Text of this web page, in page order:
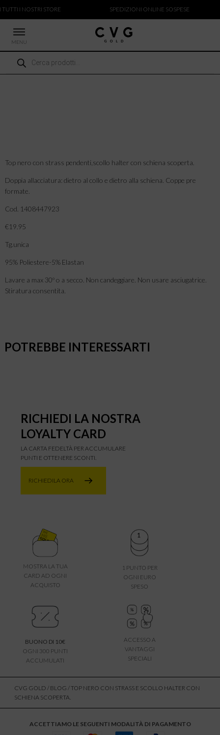
I NOSTRI STORE SPEDIZIONI ONLINE SOSPESE
MENU
Ricerca
prodotti
ARRIVI
Top nero con strass pendenti,scollo halter con schiena scoperta.
Doppia allacciatura: dietro al collo e dietro alla schiena. Coppe pre
formate.
Cod. 1408447923
€19.95
Tg.unica
95% Poliestere-5% Elastan
Lavare a max 30º o a secco. Non candeggiare. Non usare asciugatrice.
Stiratura consentita.
POTREBBE INTERESSARTI
RICHIEDI LA NOSTRA
LOYALTY CARD
LA CARTA FEDELTÀ PER ACCUMULARE
PUNTI E OTTENERE SCONTI.
RICHIEDILA ORA
MOSTRA LA TUA
CARD AD OGNI
ACQUISTO
1 PUNTO PER
OGNI EURO
SPESO
BUONO DI 10€
OGNI 300 PUNTI
ACCUMULATI
ACCESSO A
VANTAGGI
SPECIALI
CVG GOLD / BLOG / TOP NERO CON STRASS E SCOLLO HALTER CON
SCHIENA SCOPERTA.
ACCETTIAMO LE SEGUENTI MODALITÀ DI PAGAMENTO